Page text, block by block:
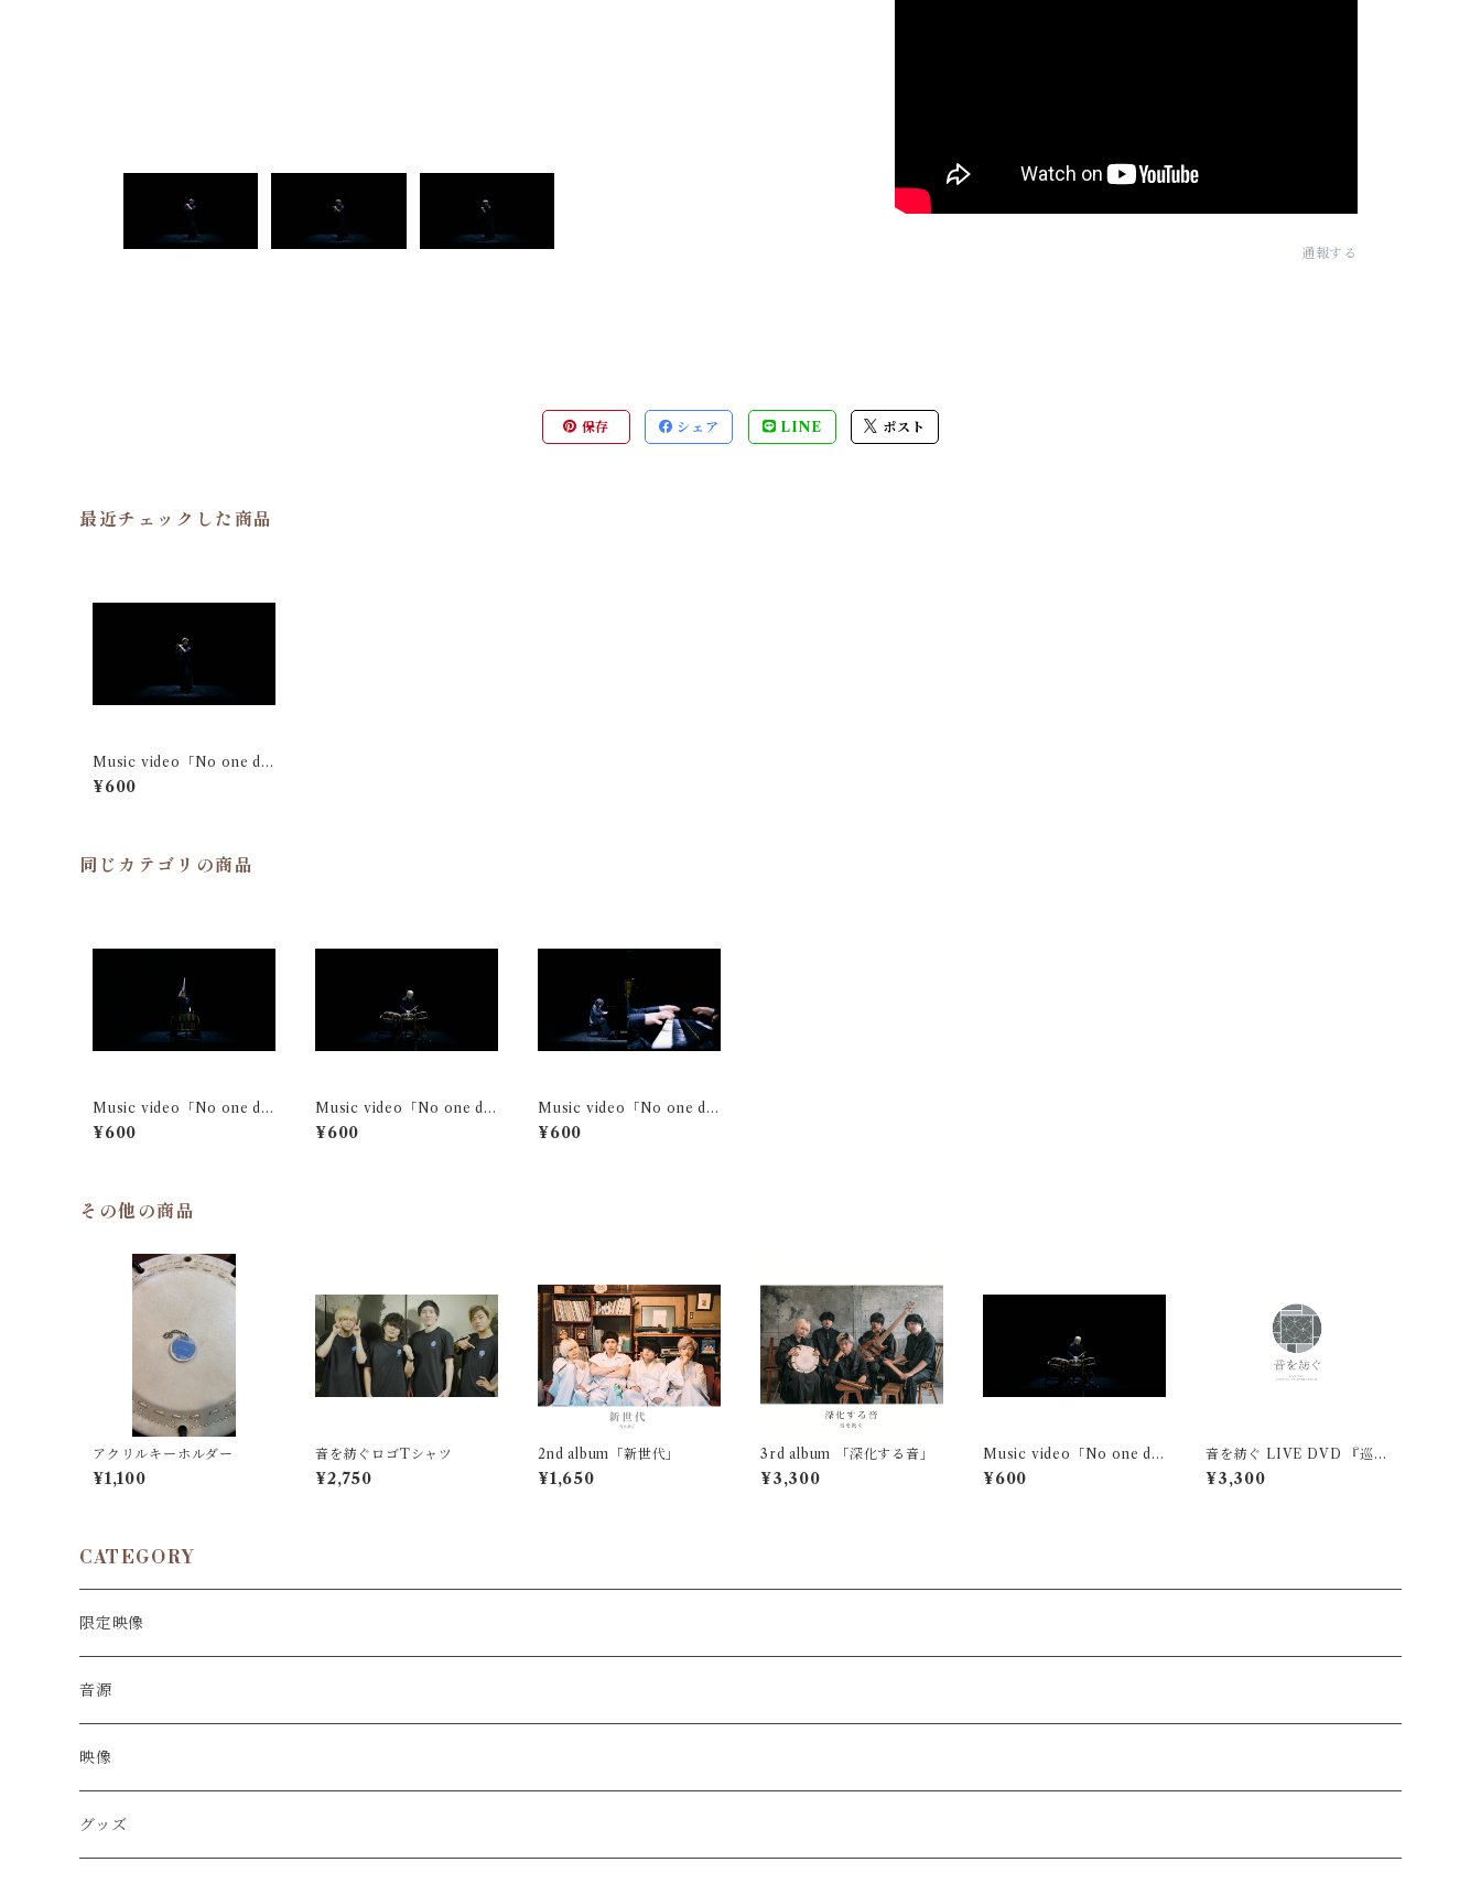
通報する
保存 シェア LINE ポスト
最近チェックした商品
Music video「No one do
es」固定視点映像(Hikaru)
¥600
同じカテゴリの商品
Music video「No one do
es」固定視点映像 (二階堂萌
生)
¥600
Music video「No one do
es」固定視点映像 (Meme)
¥600
Music video「No one do
es」固定視点映像 (HiRo)
¥600
その他の商品
アクリルキーホルダー
¥1,100
音を紡ぐロゴTシャツ
¥2,750
2nd album「新世代」
¥1,650
3rd album 「深化する音」
¥3,300
Music video「No one do
es」固定視点映像 (Meme)
¥600
音を紡ぐ LIVE DVD 『巡り
巡る』
¥3,300
CATEGORY
限定映像
音源
映像
グッズ